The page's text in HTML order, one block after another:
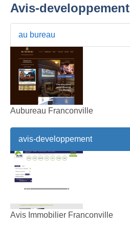
Avis-developpement
au bureau
Aubureau Franconville
avis-developpement
Avis Immobilier Franconville